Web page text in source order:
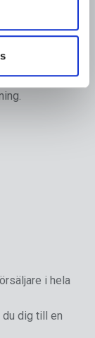
av frukt,
att skapa en
med 2024 ägs
i hela
dig till en